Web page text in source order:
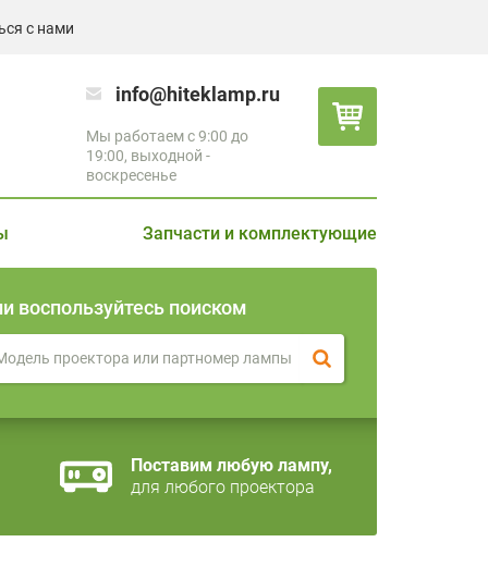
с нами
info@hiteklamp.ru
Мы работаем с 9:00 до
19:00, выходной -
воскресенье
Запчасти и комплектующие
воспользуйтесь поиском
Поставим любую лампу,
для любого проектора